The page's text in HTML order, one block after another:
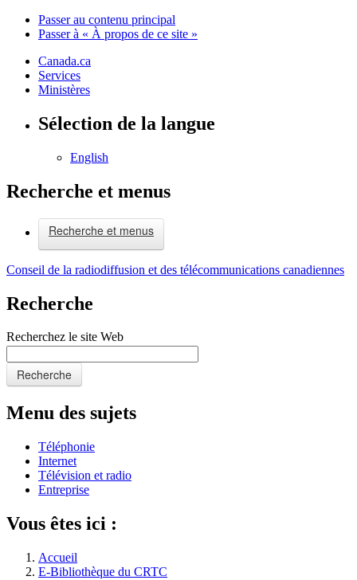
Passer au contenu principal
Passer à « À propos de ce site »
Canada.ca
Services
Ministères
Sélection de la langue
English
Recherche et menus
Recherche et menus
Conseil de la radiodiffusion et des télécommunications canadiennes
Recherche
Recherchez le site Web
Recherche
Menu des sujets
Téléphonie
Internet
Télévision et radio
Entreprise
Vous êtes ici :
Accueil
E-Bibliothèque du CRTC